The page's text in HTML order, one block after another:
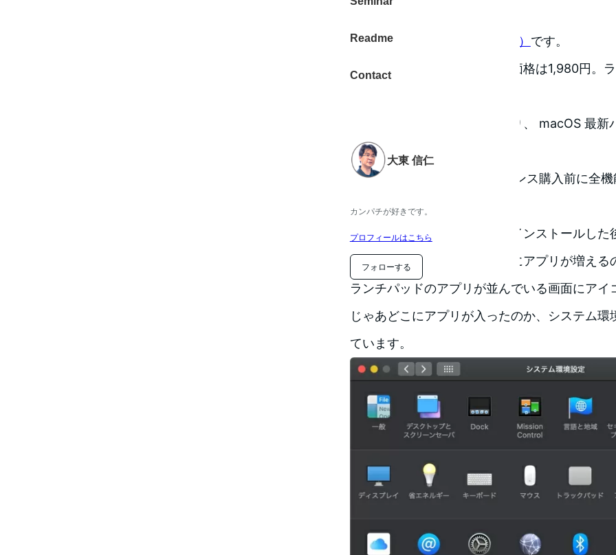
Readme
Contact
大東 信仁
カンパチが好きです。
プロフィールはこちら
フォローする
SteerMouse（ステアーマウス） です。
シェアウェアで、ライセンス価格は1,980円。
メンテナンスも継続されており、 macOS 最
応しています。
シェアウェアなので、 ライセンス購入前に全
できます。
ひとつ注意なのが、アプリをインストールした
通常だとランチパッドの画面にアプリが増え
ランチパッドのアプリが並んでいる画面にアイ
じゃあどこにアプリが入ったのか、システム
ています。